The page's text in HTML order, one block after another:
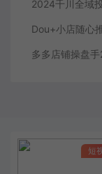
短